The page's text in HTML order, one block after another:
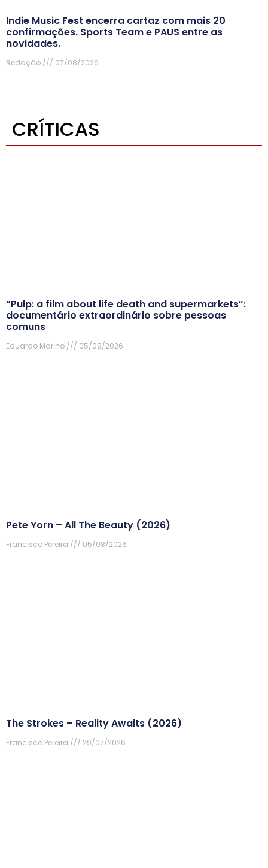
Indie Music Fest encerra cartaz com mais 20
confirmações. Sports Team e PAUS entre as
novidades.
Redação 07/08/2026
CRÍTICAS
“Pulp: a film about life death and supermarkets”:
documentário extraordinário sobre pessoas
comuns
Eduardo Marino 05/08/2026
Pete Yorn – All The Beauty (2026)
Francisco Pereira 05/08/2026
The Strokes – Reality Awaits (2026)
Francisco Pereira 29/07/2026